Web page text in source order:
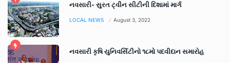
નવસારી- સુરત ટ્વીન સીટીની દિશામાં માર્ગ
LOCAL NEWS August 3, 2022
નવસારી કૃષિ યુનિવર્સિટીનો ૧૮મો પદવીદાન સમારોહ